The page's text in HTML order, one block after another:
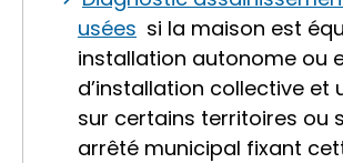
usées si la maison est
installation autonome ou
d’installation collective et
sur certains territoires ou
arrêté municipal fixant